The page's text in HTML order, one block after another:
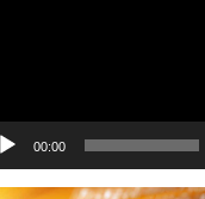
00:00